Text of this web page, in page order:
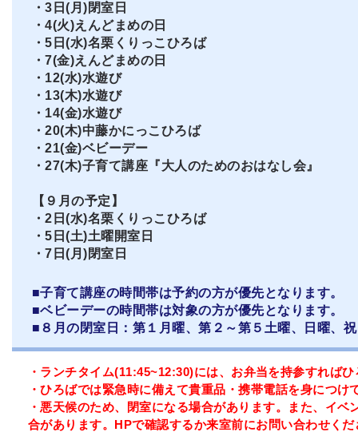
・3日(月)閉室日
・4(火)えんどまめの日
・5日(水)名栗くりっこひろば
・7(金)えんどまめの日
・12(水)水遊び
・13(木)水遊び
・14(金)水遊び
・20(木)中藤かにっこひろば
・21(金)ベビーデー
・27(木)子育て講座『大人のためのおはなし会』
【９月の予定】
・2日(水)名栗くりっこひろば
・5日(土)土曜開室日
・7日(月)閉室日
■子育て講座の時間帯は予約の方が優先となります。
■ベビーデーの時間帯は対象の方が優先となります。
■８月の閉室日：第１月曜、第２～第５土曜、日曜、
・ランチタイム(11:45~12:30)には、お弁当を持参すれば
・ひろばでは緊急時に備えて貴重品・携帯電話を身につけ
・悪天候のため、閉室になる場合があります。また、イ
合があります。HPで確認するか来室前にお問い合わせくだ